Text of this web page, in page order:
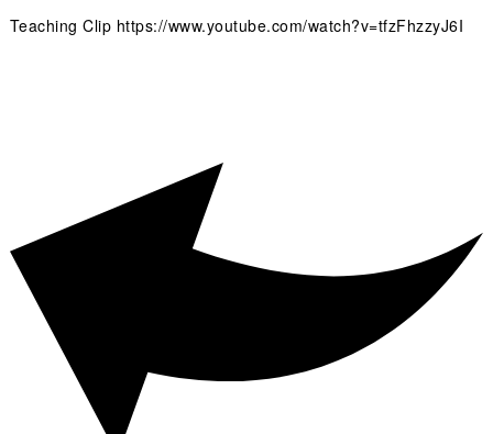
Teaching Clip https://www.youtube.com/watch?v=tfzFhzzyJ6I